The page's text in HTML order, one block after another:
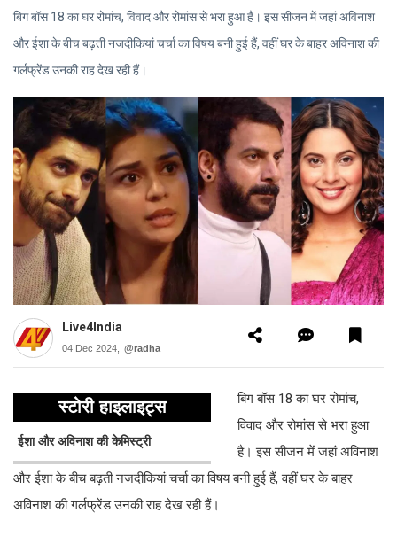
बिग बॉस 18 का घर रोमांच, विवाद और रोमांस से भरा हुआ है। इस सीजन में जहां अविनाश
और ईशा के बीच बढ़ती नजदीकियां चर्चा का विषय बनी हुई हैं, वहीं घर के बाहर अविनाश की
गर्लफ्रेंड उनकी राह देख रही हैं।
Live4India
04 Dec 2024, @radha
स्टोरी हाइलाइट्स
ईशा और अविनाश की केमिस्ट्री
बिग बॉस 18 का घर रोमांच,
विवाद और रोमांस से भरा हुआ
है। इस सीजन में जहां अविनाश
और ईशा के बीच बढ़ती नजदीकियां चर्चा का विषय बनी हुई हैं, वहीं घर के बाहर
अविनाश की गर्लफ्रेंड उनकी राह देख रही हैं।